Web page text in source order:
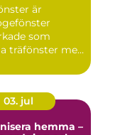
är
som
träfönster med
03. jul
hemma –